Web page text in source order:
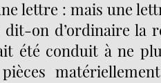
lettre : mais une
dit-on d’ordinaire la
été conduit à ne